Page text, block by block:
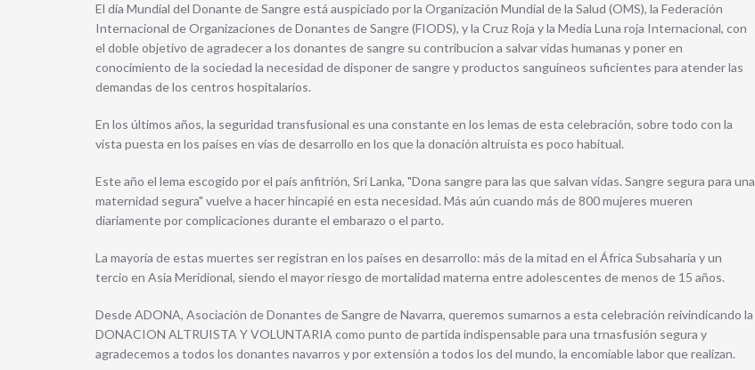
El día Mundial del Donante de Sangre está auspiciado por la Organización Mundial de la Salud (OMS), la Federación
Internacional de Organizaciones de Donantes de Sangre (FIODS), y la Cruz Roja y la Media Luna roja Internacional, con
el doble objetivo de agradecer a los donantes de sangre su contribucion a salvar vidas humanas y poner en
conocimiento de la sociedad la necesidad de disponer de sangre y productos sanguíneos suficientes para atender las
demandas de los centros hospitalarios.
En los últimos años, la seguridad transfusional es una constante en los lemas de esta celebración, sobre todo con la
vista puesta en los países en vías de desarrollo en los que la donación altruista es poco habitual.
Este año el lema escogido por el país anfitrión, Sri Lanka, "Dona sangre para las que salvan vidas. Sangre segura para una
maternidad segura" vuelve a hacer hincapié en esta necesidad. Más aún cuando más de 800 mujeres mueren
diariamente por complicaciones durante el embarazo o el parto.
La mayoría de estas muertes ser registran en los países en desarrollo: más de la mitad en el África Subsaharia y un
tercio en Asia Meridional, siendo el mayor riesgo de mortalidad materna entre adolescentes de menos de 15 años.
Desde ADONA, Asociación de Donantes de Sangre de Navarra, queremos sumarnos a esta celebración reivindicando la
DONACION ALTRUISTA Y VOLUNTARIA como punto de partida indispensable para una trnasfusión segura y
agradecemos a todos los donantes navarros y por extensión a todos los del mundo, la encomiable labor que realizan.